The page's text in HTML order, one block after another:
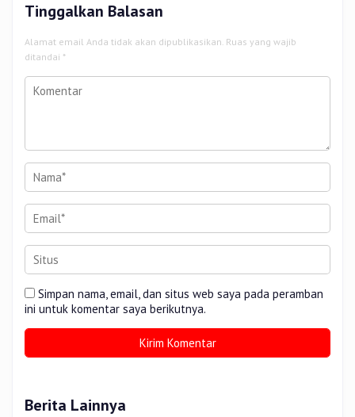
Tinggalkan Balasan
Alamat email Anda tidak akan dipublikasikan. Ruas yang wajib
ditandai *
Simpan nama, email, dan situs web saya pada peramban
ini untuk komentar saya berikutnya.
Berita Lainnya